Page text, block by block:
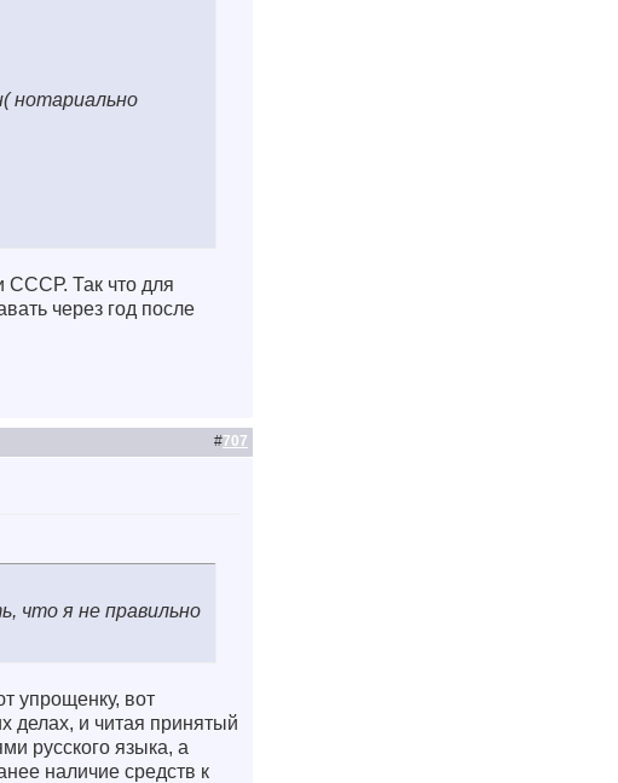
нотариально
СССР. Так что для
через год после
#707
что я не правильно
упрощенку, вот
делах, и читая принятый
русского языка, а
наличие средств к